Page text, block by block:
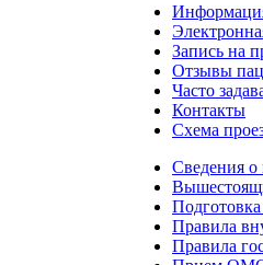
Запись на
Отзывы
Часто
Контакты
Схема
Сведения о
Правила
Правила